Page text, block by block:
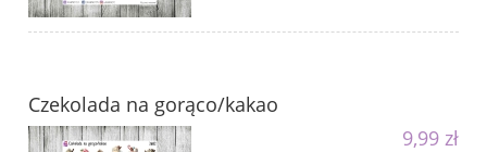
Czekolada na gorąco/kakao
9,99 zł